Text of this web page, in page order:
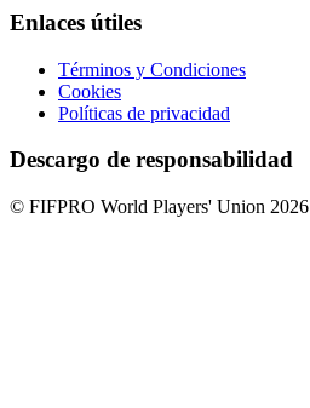
Enlaces útiles
Términos y Condiciones
Cookies
Políticas de privacidad
Descargo de responsabilidad
© FIFPRO World Players' Union 2026